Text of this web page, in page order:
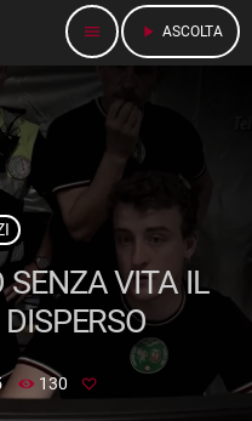
menu play_arrow ASCOLTA
SENZA VITA IL
130